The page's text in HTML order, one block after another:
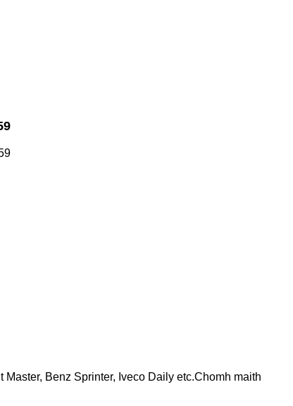
Benz Sprinter, Iveco Daily etc.Chomh maith